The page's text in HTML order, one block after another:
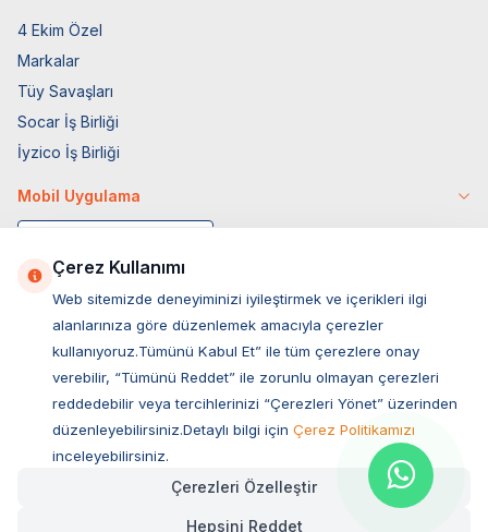
4 Ekim Özel
Markalar
Tüy Savaşları
Socar İş Birliği
İyzico İş Birliği
Mobil Uygulama
Müşteri Hizmetleri
Sıkça Sorulan Sorular
Çerez Kullanımı
Web sitemizde deneyiminizi iyileştirmek ve içerikleri ilgi
alanlarınıza göre düzenlemek amacıyla çerezler
kullanıyoruz.Tümünü Kabul Et” ile tüm çerezlere onay
verebilir, “Tümünü Reddet” ile zorunlu olmayan çerezleri
reddedebilir veya tercihlerinizi “Çerezleri Yönet” üzerinden
düzenleyebilirsiniz.Detaylı bilgi için Çerez Politikamızı
inceleyebilirsiniz.
Çerezleri Özelleştir
Hepsini Reddet